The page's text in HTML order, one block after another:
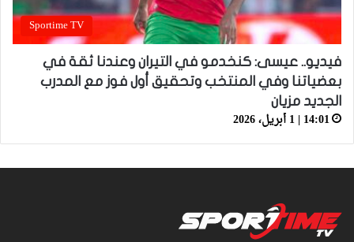
Sportime TV
فيديو.. عيسى: كنخدمو في التيران وعندنا ثقة في
بعضياتنا وفي المنتخب وتحقيق أول فوز مع المدرب
الجديد مزيان
14:01 | 1 أبريل، 2026